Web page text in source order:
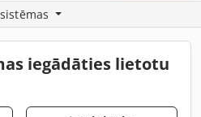
iegādāties lietotu